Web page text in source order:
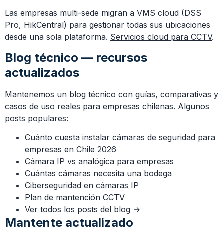
Las empresas multi-sede migran a VMS cloud (DSS
Pro, HikCentral) para gestionar todas sus ubicaciones
desde una sola plataforma. Servicios cloud para CCTV.
Blog técnico — recursos
actualizados
Mantenemos un blog técnico con guías, comparativas y
casos de uso reales para empresas chilenas. Algunos
posts populares:
Cuánto cuesta instalar cámaras de seguridad para
empresas en Chile 2026
Cámara IP vs analógica para empresas
Cuántas cámaras necesita una bodega
Ciberseguridad en cámaras IP
Plan de mantención CCTV
Ver todos los posts del blog →
Mantente actualizado